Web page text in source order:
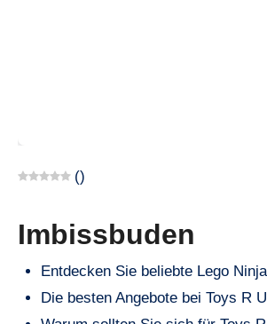
()
Imbissbuden
Entdecken Sie beliebte Lego
Die besten Angebote bei Toys R